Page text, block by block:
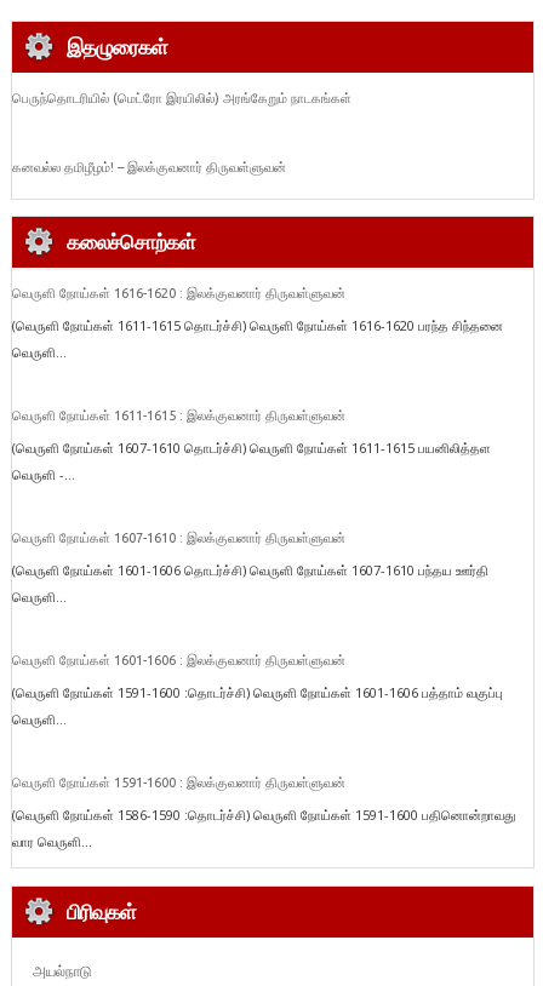
இதழுரைகள்
பெருந்தொடரியில் (மெட்ரோ இரயிலில்) அரங்கேறும் நாடகங்கள்
கனவல்ல தமிழீழம்! – இலக்குவனார் திருவள்ளுவன்
கலைச்சொற்கள்
வெருளி நோய்கள் 1616-1620 : இலக்குவனார் திருவள்ளுவன்
(வெருளி நோய்கள் 1611-1615 தொடர்ச்சி) வெருளி நோய்கள் 1616-1620 பரந்த சிந்தனை
வெருளி...
வெருளி நோய்கள் 1611-1615 : இலக்குவனார் திருவள்ளுவன்
(வெருளி நோய்கள் 1607-1610 தொடர்ச்சி) வெருளி நோய்கள் 1611-1615 பயனிலித்தள
வெருளி -...
வெருளி நோய்கள் 1607-1610 : இலக்குவனார் திருவள்ளுவன்
(வெருளி நோய்கள் 1601-1606 தொடர்ச்சி) வெருளி நோய்கள் 1607-1610 பந்தய ஊர்தி
வெருளி...
வெருளி நோய்கள் 1601-1606 : இலக்குவனார் திருவள்ளுவன்
(வெருளி நோய்கள் 1591-1600 :தொடர்ச்சி) வெருளி நோய்கள் 1601-1606 பத்தாம் வகுப்பு
வெருளி...
வெருளி நோய்கள் 1591-1600 : இலக்குவனார் திருவள்ளுவன்
(வெருளி நோய்கள் 1586-1590 :தொடர்ச்சி) வெருளி நோய்கள் 1591-1600 பதினொன்றாவது
வார வெருளி...
பிரிவுகள்
அயல்நாடு